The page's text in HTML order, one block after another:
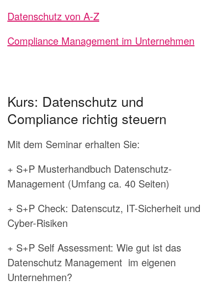
Datenschutz von A-Z
Compliance Management im Unternehmen
Kurs: Datenschutz und
Compliance richtig steuern
Mit dem Seminar erhalten Sie:
+ S+P Musterhandbuch Datenschutz-
Management (Umfang ca. 40 Seiten)
+ S+P Check: Datenscutz, IT-Sicherheit und
Cyber-Risiken
+ S+P Self Assessment: Wie gut ist das
Datenschutz Management im eigenen
Unternehmen?